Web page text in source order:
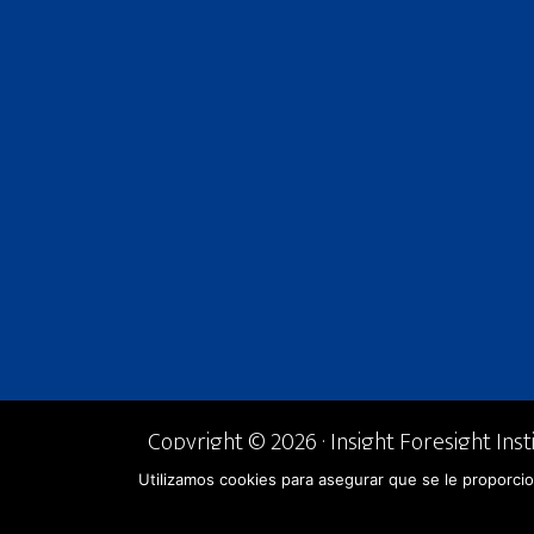
Copyright © 2026 · Insight Foresight
Utilizamos cookies para asegurar que se le